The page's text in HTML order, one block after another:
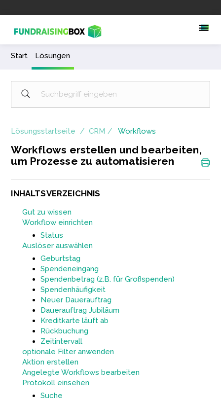
Start Lösungen
Lösungsstartseite CRM Workflows
Workflows erstellen und bearbeiten,
um Prozesse zu automatisieren
INHALTSVERZEICHNIS
Gut zu wissen
Workflow einrichten
Status
Auslöser auswählen
Geburtstag
Spendeneingang
Spendenbetrag (z.B. für Großspenden)
Spendenhäufigkeit
Neuer Dauerauftrag
Dauerauftrag Jubiläum
Kreditkarte läuft ab
Rückbuchung
Zeitintervall
optionale Filter anwenden
Aktion erstellen
Angelegte Workflows bearbeiten
Protokoll einsehen
Suche